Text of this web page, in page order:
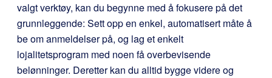
valgt verktøy, kan du begynne med å fokusere på det
grunnleggende: Sett opp en enkel, automatisert måte å
be om anmeldelser på, og lag et enkelt
lojalitetsprogram med noen få overbevisende
belønninger. Deretter kan du alltid bygge videre og